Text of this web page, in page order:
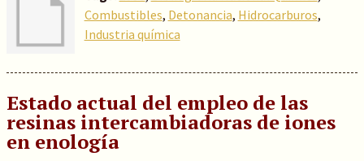
Combustibles, Detonancia, Hidrocarburos,
Industria química
Estado actual del empleo de las
resinas intercambiadoras de iones
en enología